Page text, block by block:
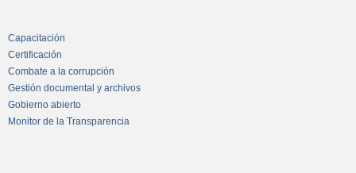
Capacitación
Certificación
Combate a la corrupción
Gestión documental y archivos
Gobierno abierto
Monitor de la Transparencia